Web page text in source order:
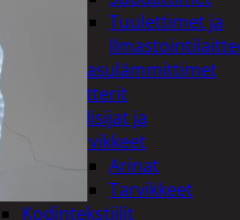
Tuulettimet ja
Kaasulämmittimet
Patterit
Tulisijat ja
tarvikkeet
Arinat
Tarvikkeet
Kodintekstiilit